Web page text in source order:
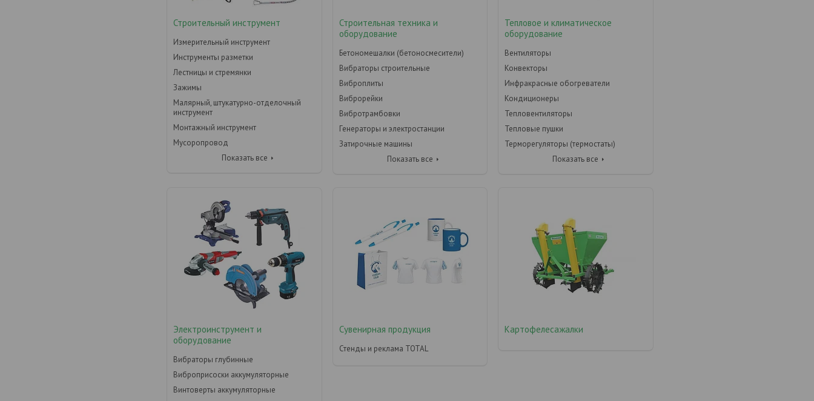
Строительный инструмент
Измерительный инструмент
Инструменты разметки
Лестницы и стремянки
Зажимы
Малярный, штукатурно-отделочный
инструмент
Монтажный инструмент
Мусоропровод
Показать все
Строительная техника и
оборудование
Бетономешалки (бетоносмесители)
Вибраторы строительные
Виброплиты
Виброрейки
Вибротрамбовки
Генераторы и электростанции
Затирочные машины
Показать все
Тепловое и климатическое
оборудование
Вентиляторы
Конвекторы
Инфракрасные обогреватели
Кондиционеры
Тепловентиляторы
Тепловые пушки
Терморегуляторы (термостаты)
Показать все
Электроинструмент и
оборудование
Вибраторы глубинные
Виброприсоски аккумуляторные
Винтоверты аккумуляторные
Сувенирная продукция
Стенды и реклама TOTAL
Картофелесажалки